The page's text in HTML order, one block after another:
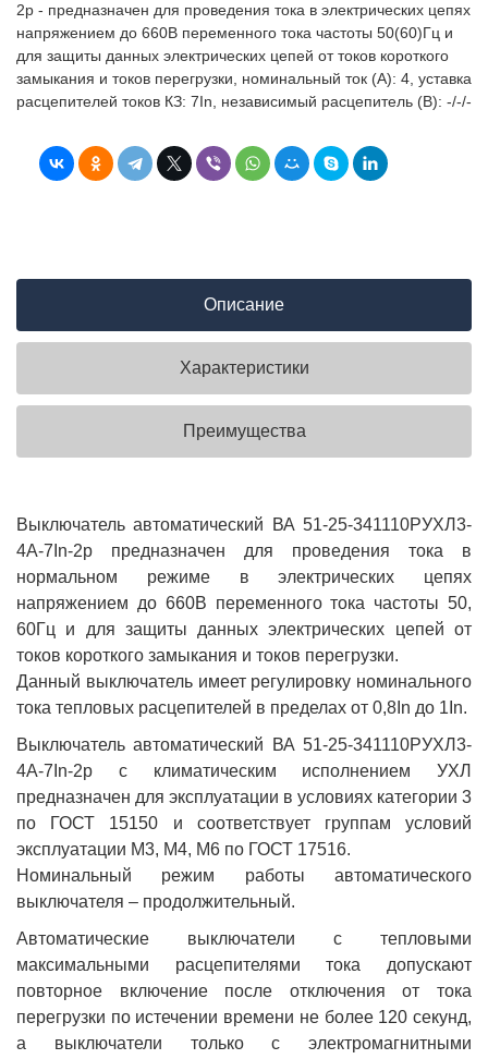
2р - предназначен для проведения тока в электрических цепях
напряжением до 660В переменного тока частоты 50(60)Гц и
для защиты данных электрических цепей от токов короткого
замыкания и токов перегрузки, номинальный ток (А): 4, уставка
расцепителей токов КЗ: 7In, независимый расцепитель (В): -/-/-
Описание
Характеристики
Преимущества
Выключатель автоматический ВА 51-25-341110РУХЛ3-
4А-7In-2р предназначен для проведения тока в
нормальном режиме в электрических цепях
напряжением до 660В переменного тока частоты 50,
60Гц и для защиты данных электрических цепей от
токов короткого замыкания и токов перегрузки.
Данный выключатель имеет регулировку номинального
тока тепловых расцепителей в пределах от 0,8In до 1In.
Выключатель автоматический ВА 51-25-341110РУХЛ3-
4А-7In-2р с климатическим исполнением УХЛ
предназначен для эксплуатации в условиях категории 3
по ГОСТ 15150 и соответствует группам условий
эксплуатации М3, М4, М6 по ГОСТ 17516.
Номинальный режим работы автоматического
выключателя – продолжительный.
Автоматические выключатели с тепловыми
максимальными расцепителями тока допускают
повторное включение после отключения от тока
перегрузки по истечении времени не более 120 секунд,
а выключатели только с электромагнитными